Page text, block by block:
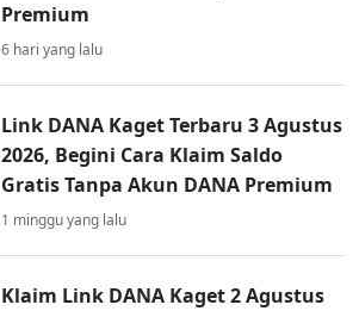
Premium
6 hari yang lalu
Link DANA Kaget Terbaru 3 Agustus
2026, Begini Cara Klaim Saldo
Gratis Tanpa Akun DANA Premium
1 minggu yang lalu
Klaim Link DANA Kaget 2 Agustus